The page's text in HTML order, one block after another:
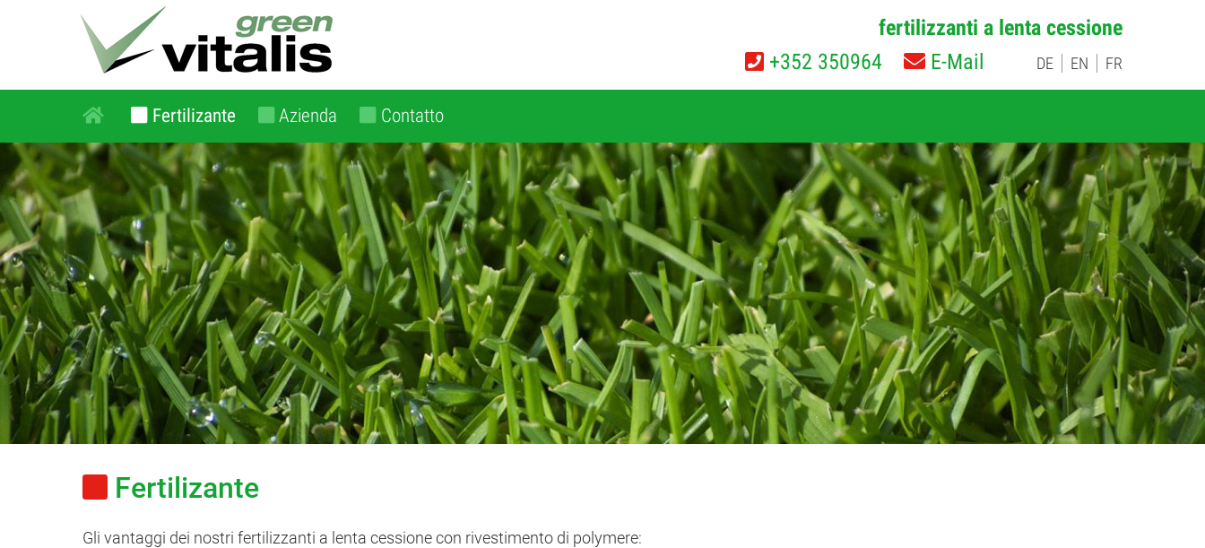
Fertilizante
Gli vantaggi dei nostri fertilizzanti a lenta cessione con rivestimento di polymere:
fertilizzanti a lenta cessione
+352 350964
E-Mail DE EN FR
Fertilizante Azienda Contatto